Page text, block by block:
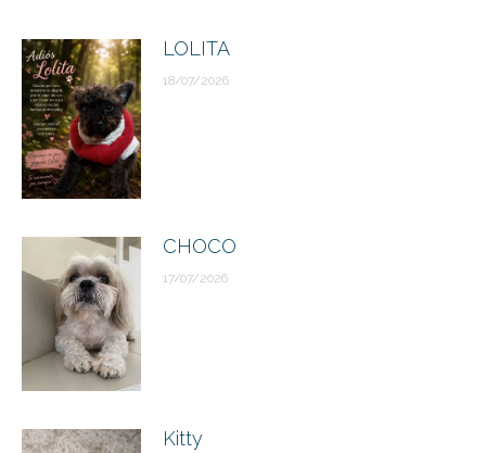
LOLITA
18/07/2026
CHOCO
17/07/2026
Kitty